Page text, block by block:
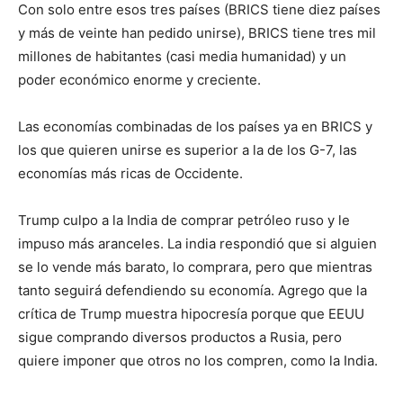
Con solo entre esos tres países (BRICS tiene diez países
y más de veinte han pedido unirse), BRICS tiene tres mil
millones de habitantes (casi media humanidad) y un
poder económico enorme y creciente.
Las economías combinadas de los países ya en BRICS y
los que quieren unirse es superior a la de los G-7, las
economías más ricas de Occidente.
Trump culpo a la India de comprar petróleo ruso y le
impuso más aranceles. La india respondió que si alguien
se lo vende más barato, lo comprara, pero que mientras
tanto seguirá defendiendo su economía. Agrego que la
crítica de Trump muestra hipocresía porque que EEUU
sigue comprando diversos productos a Rusia, pero
quiere imponer que otros no los compren, como la India.